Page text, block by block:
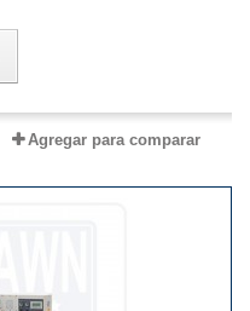
Agregar para comparar